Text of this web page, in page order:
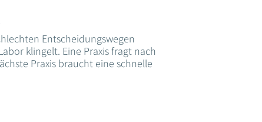
Entscheidungswegen
klingelt. Eine Praxis fragt nach
Praxis braucht eine schnelle